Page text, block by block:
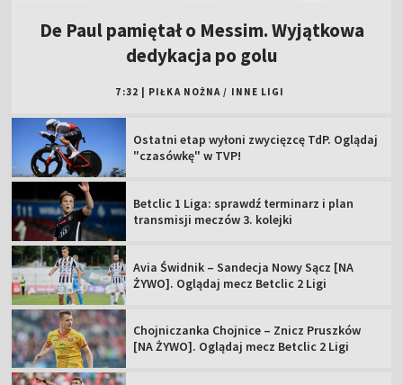
De Paul pamiętał o Messim. Wyjątkowa
dedykacja po golu
7:32 PIŁKA NOŻNA / INNE LIGI
Ostatni etap wyłoni zwycięzcę TdP. Oglądaj
"czasówkę" w TVP!
Betclic 1 Liga: sprawdź terminarz i plan
transmisji meczów 3. kolejki
Avia Świdnik – Sandecja Nowy Sącz [NA
ŻYWO]. Oglądaj mecz Betclic 2 Ligi
Chojniczanka Chojnice – Znicz Pruszków
[NA ŻYWO]. Oglądaj mecz Betclic 2 Ligi